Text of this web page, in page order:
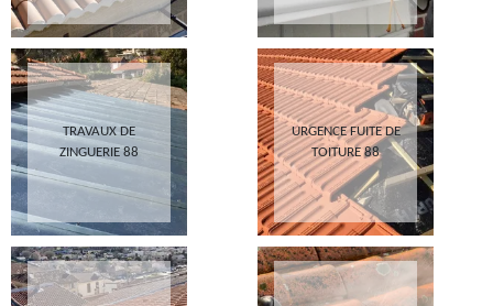
TRAVAUX DE
ZINGUERIE 88
URGENCE FUITE DE
TOITURE 88